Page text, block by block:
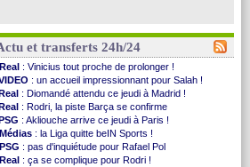
et transferts 24h/24
Real : Vinicius tout proche de prolonger !
: un accueil impressionnant pour Salah !
: Diomandé attendu ce jeudi à Madrid !
: Rodri, la piste Barça se confirme
: Akliouche arrive ce jeudi à Paris !
Médias : la Liga quitte beIN Sports !
PSG : pas d'inquiétude pour Rafael Pol
Real : ça se complique pour Rodri !